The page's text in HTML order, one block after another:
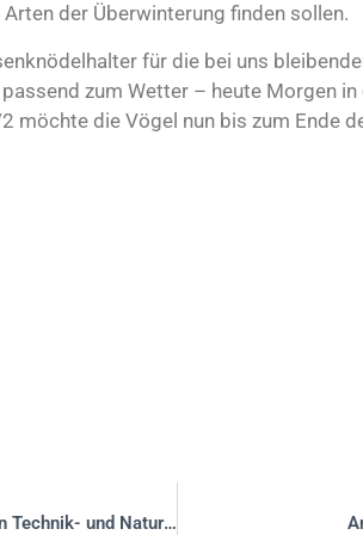
der Überwinterung finden sollen.
für die bei uns
zum Wetter – heute Morgen in
möchte die Vögel nun bis zum Ende
Berufserkundung bei Werit: Ein spannender Einblick für den Technik- und Naturwissenschaftenkurs der 9. Klasse